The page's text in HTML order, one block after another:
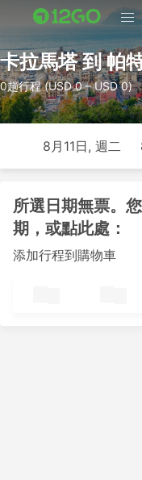
卡拉馬塔 到 帕
0趟行程 (USD 0 – USD 0)
8月11日, 週二
所選日期無票。
期，或點此處：
添加行程到購物車